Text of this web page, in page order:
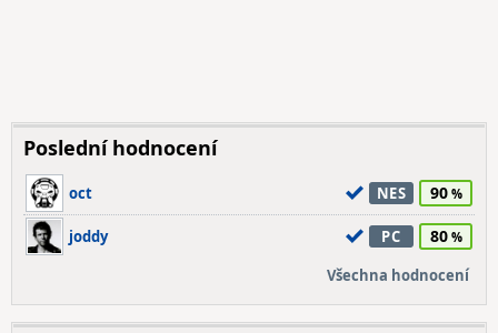
Poslední hodnocení
oct NES 90
joddy PC 80
Všechna hodnocení